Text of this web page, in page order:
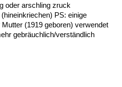
oder arschling zruck
PS: einige
(1919 geboren) verwendet
gebräuchlich/verständlich